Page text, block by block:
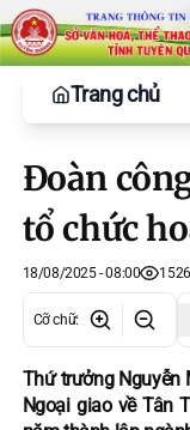
Trang chủ
Đoàn
tổ chức
18/08/2025 - 08:00 1526
Cỡ chữ:
Thứ trưởng Nguyễn
Ngoại giao về Tân